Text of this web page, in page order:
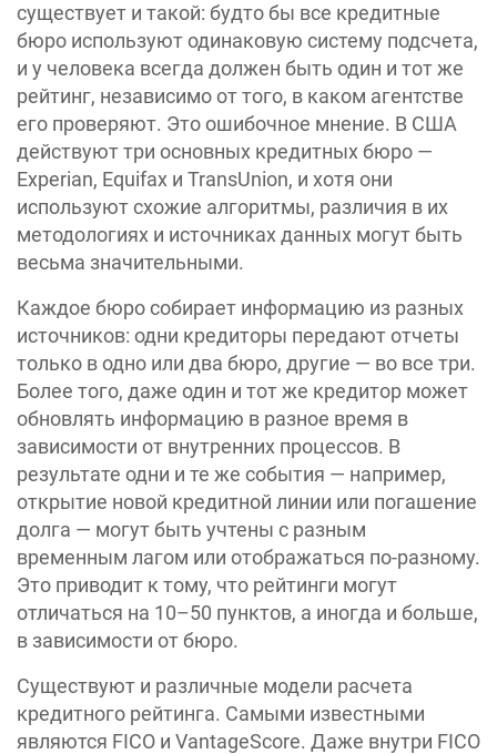
существует и такой: будто бы все кредитные
бюро используют одинаковую систему подсчета,
и у человека всегда должен быть один и тот же
рейтинг, независимо от того, в каком агентстве
его проверяют. Это ошибочное мнение. В США
действуют три основных кредитных бюро —
Experian, Equifax и TransUnion, и хотя они
используют схожие алгоритмы, различия в их
методологиях и источниках данных могут быть
весьма значительными.
Каждое бюро собирает информацию из разных
источников: одни кредиторы передают отчеты
только в одно или два бюро, другие — во все три.
Более того, даже один и тот же кредитор может
обновлять информацию в разное время в
зависимости от внутренних процессов. В
результате одни и те же события — например,
открытие новой кредитной линии или погашение
долга — могут быть учтены с разным
временным лагом или отображаться по-разному.
Это приводит к тому, что рейтинги могут
отличаться на 10–50 пунктов, а иногда и больше,
в зависимости от бюро.
Существуют и различные модели расчета
кредитного рейтинга. Самыми известными
являются FICO и VantageScore. Даже внутри FICO